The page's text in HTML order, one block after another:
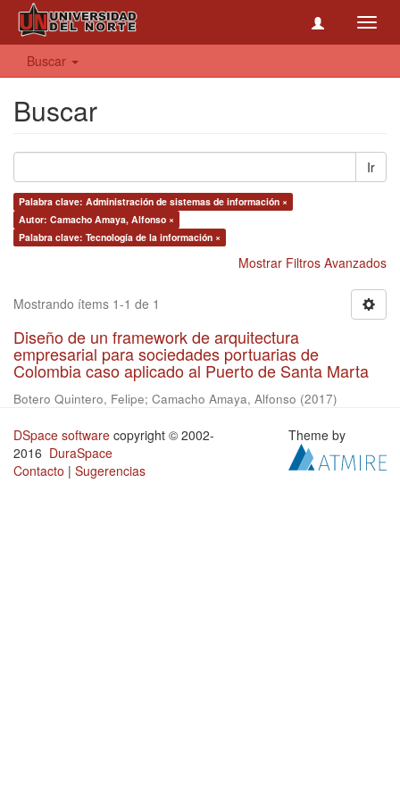
Buscar
Buscar
Ir
Palabra clave: Administración de sistemas de información ×
Autor: Camacho Amaya, Alfonso ×
Palabra clave: Tecnología de la información ×
Mostrar Filtros Avanzados
Mostrando ítems 1-1 de 1
Diseño de un framework de arquitectura
empresarial para sociedades portuarias de
Colombia caso aplicado al Puerto de Santa Marta
Botero Quintero, Felipe; Camacho Amaya, Alfonso (2017)
DSpace software copyright © 2002-
2016 DuraSpace
Contacto | Sugerencias
Theme by